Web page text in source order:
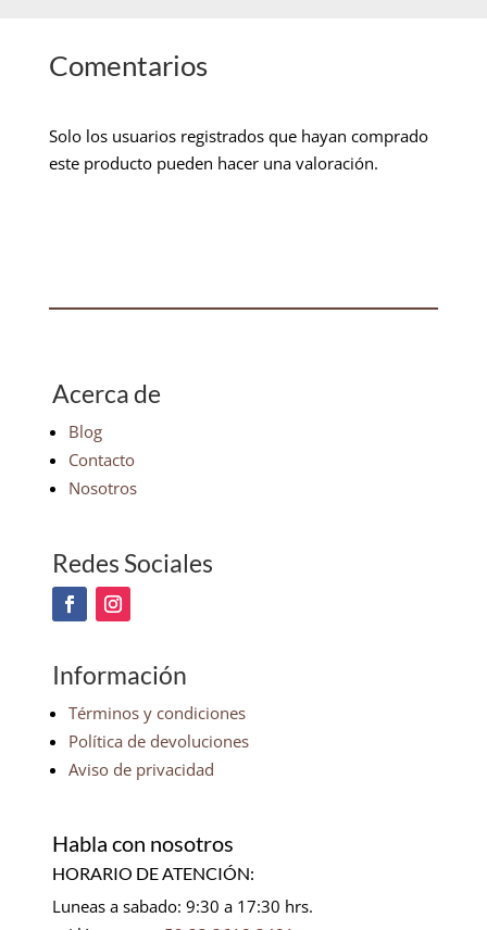
Comentarios
Solo los usuarios registrados que hayan comprado
este producto pueden hacer una valoración.
Acerca de
Blog
Contacto
Nosotros
Redes Sociales
Información
Términos y condiciones
Política de devoluciones
Aviso de privacidad
Habla con nosotros
HORARIO DE ATENCIÓN:
Luneas a sabado: 9:30 a 17:30 hrs.